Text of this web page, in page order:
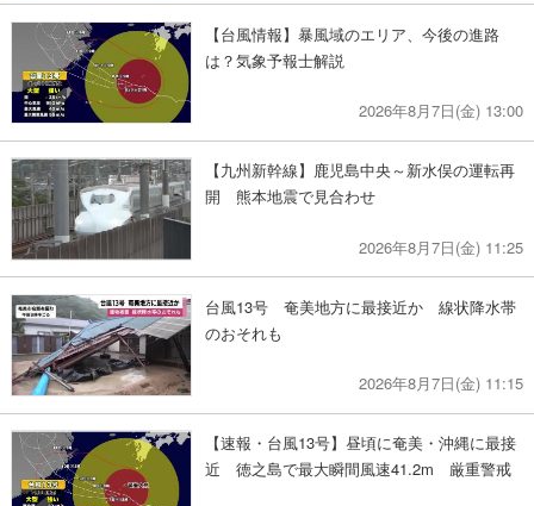
【台風情報】暴風域のエリア、今後の進路
は？気象予報士解説
2026年8月7日(金) 13:00
【九州新幹線】鹿児島中央～新水俣の運転再
開 熊本地震で見合わせ
2026年8月7日(金) 11:25
台風13号 奄美地方に最接近か 線状降水帯
のおそれも
2026年8月7日(金) 11:15
【速報・台風13号】昼頃に奄美・沖縄に最接
近 徳之島で最大瞬間風速41.2m 厳重警戒